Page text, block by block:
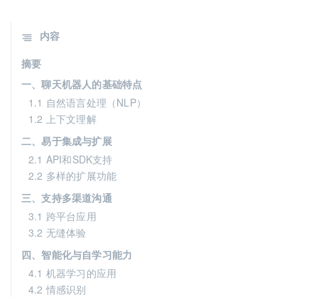
内容
摘要
一、聊天机器人的基础特点
1.1 自然语言处理（NLP）
1.2 上下文理解
二、易于集成与扩展
2.1 API和SDK支持
2.2 多样的扩展功能
三、支持多渠道沟通
3.1 跨平台应用
3.2 无缝体验
四、智能化与自学习能力
4.1 机器学习的应用
4.2 情感识别